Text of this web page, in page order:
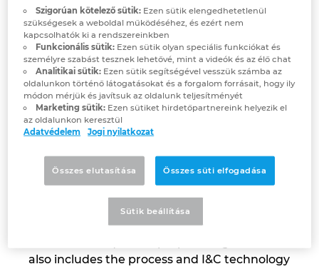
For the managers at Kreutzpointner, the
concept and automation are at the forefront
of their planning processes. As the Head of
I&C/Building Automation Alois Achleitner
explains: “This is the only way to achieve
optimal results and to best exploit the
potential that automation offers with regard
to energy efficiency, operating costs, user
comfort and flexibility.” What this means at
building automation must first be defined
before any electrical schematics are drawn.
also includes the process and I&C technology
Ireland
Israel
Italy
Japan
Lithuania
Szigorúan kötelező sütik:Ezen sütik elengedhetetlenül
szükségesek a weboldal működéséhez, és ezért nem
kapcsolhatók ki a rendszereinkben
Funkcionális sütik:Ezen sütik olyan speciális funkciókat és
személyre szabást tesznek lehetővé, mint a videók és az élő chat
Analitikai sütik:Ezen sütik segítségével vesszük számba az
oldalunkon történő látogatásokat és a forgalom forrásait, hogy ily
módon mérjük és javítsuk az oldalunk teljesítményét
Marketing sütik:Ezen sütiket hirdetőpartnereink helyezik el
az oldalunkon keresztül
Adatvédelem
Jogi nyilatkozat
Összes elutasítása Összes süti elfogadása
Sütik beállítása